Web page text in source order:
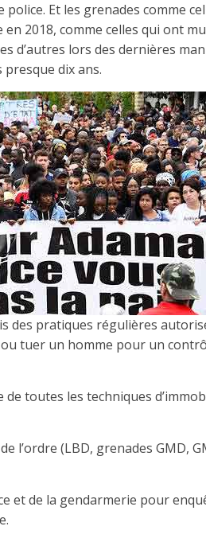
Et les grenades comme
2018, comme celles qui ont
d’autres lors des dernières
dix ans.
des pratiques régulières
tuer un homme pour un
de toutes les techniques
l’ordre (LBD, grenades GMD,
et de la gendarmerie pour